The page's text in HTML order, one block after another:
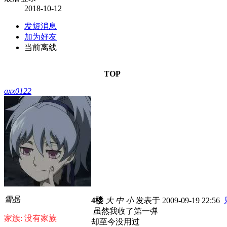
2018-10-12
发短消息
加为好友
当前离线
TOP
axx0122
雪晶
家族: 没有家族
4楼 大 中 小发表于 2009-09-19 22:56
虽然我收了第一弹
却至今没用过